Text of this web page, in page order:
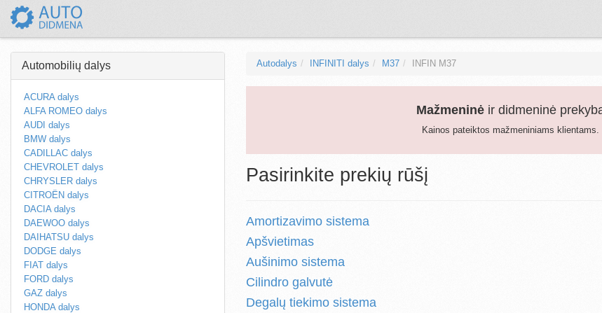
Automobilių dalys
ACURA dalys
ALFA ROMEO dalys
AUDI dalys
BMW dalys
CADILLAC dalys
CHEVROLET dalys
CHRYSLER dalys
CITROËN dalys
DACIA dalys
DAEWOO dalys
DAIHATSU dalys
DODGE dalys
FIAT dalys
FORD dalys
GAZ dalys
HONDA dalys
Autodalys INFINITI dalys M37 INFIN M37
Mažmeninėir didmeninė
Kainos pateiktos mažmeniniams klientams.
Pasirinkite prekių rūšį
Amortizavimo sistema
Apšvietimas
Aušinimo sistema
Cilindro galvutė
Degalų tiekimo sistema